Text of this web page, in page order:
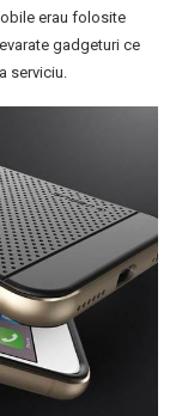
erau folosite
gadgeturi ce
serviciu.